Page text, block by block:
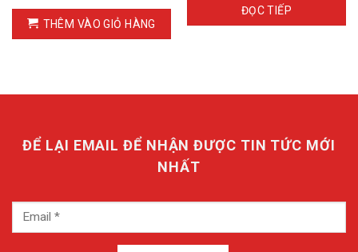
THÊM VÀO GIỎ HÀNG
ĐỌC TIẾP
ĐỂ LẠI EMAIL ĐỂ NHẬN ĐƯỢC TIN TỨC MỚI
NHẤT